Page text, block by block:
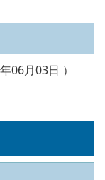
06月03日 ）